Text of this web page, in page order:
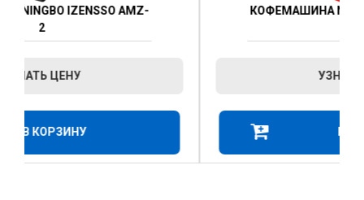
КОФЕМАШИНА NINGBO IZENSSO AMZ-